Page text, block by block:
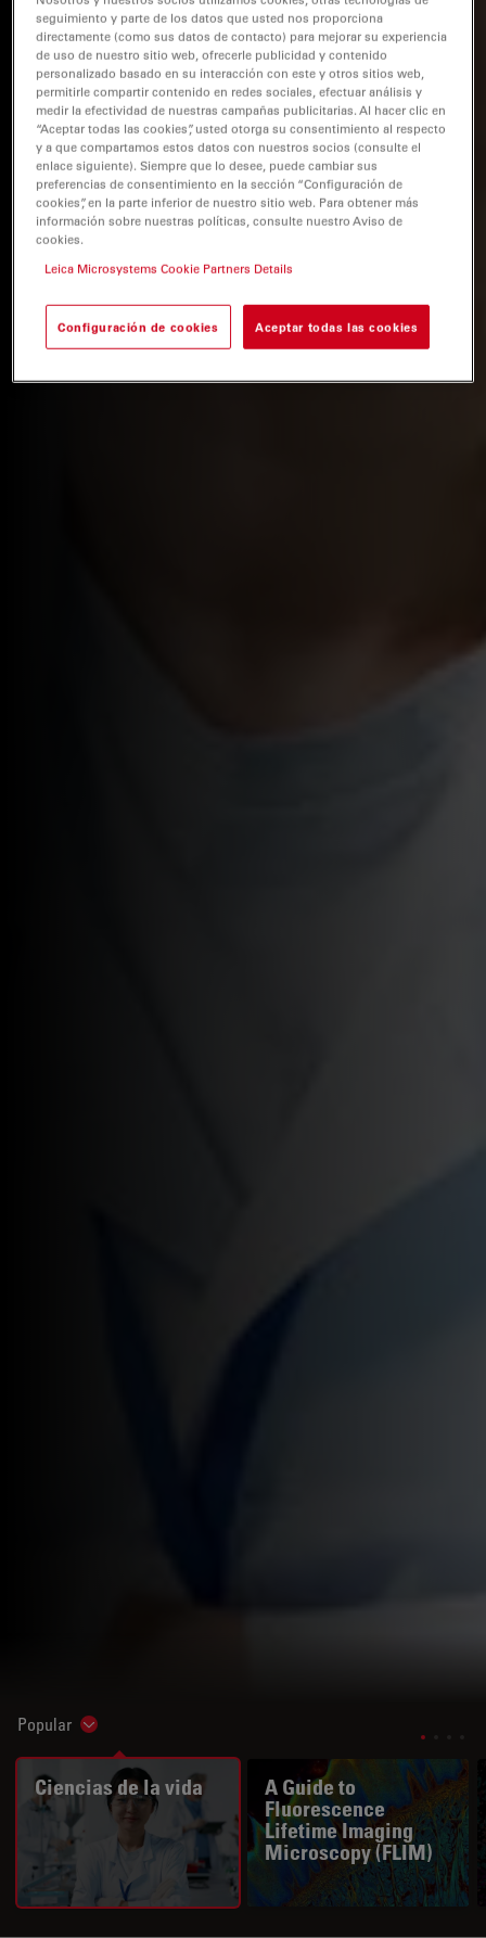
Popular Show subnavigation
Ciencias de la vida
A Guide to
Fluorescence
Lifetime Imaging
Microscopy (FLIM)
seguimiento y parte de los datos que usted nos proporciona
directamente (como sus datos de contacto) para mejorar su experiencia
de uso de nuestro sitio web, ofrecerle publicidad y contenido
personalizado basado en su interacción con este y otros sitios web,
permitirle compartir contenido en redes sociales, efectuar análisis y
medir la efectividad de nuestras campañas publicitarias. Al hacer clic en
“Aceptar todas las cookies”, usted otorga su consentimiento al respecto
y a que compartamos estos datos con nuestros socios (consulte el
enlace siguiente). Siempre que lo desee, puede cambiar sus
preferencias de consentimiento en la sección “Configuración de
cookies”, en la parte inferior de nuestro sitio web. Para obtener más
información sobre nuestras políticas, consulte nuestro Aviso de
cookies.
Leica Microsystems Cookie Partners Details
Configuración de cookies Aceptar todas las cookies